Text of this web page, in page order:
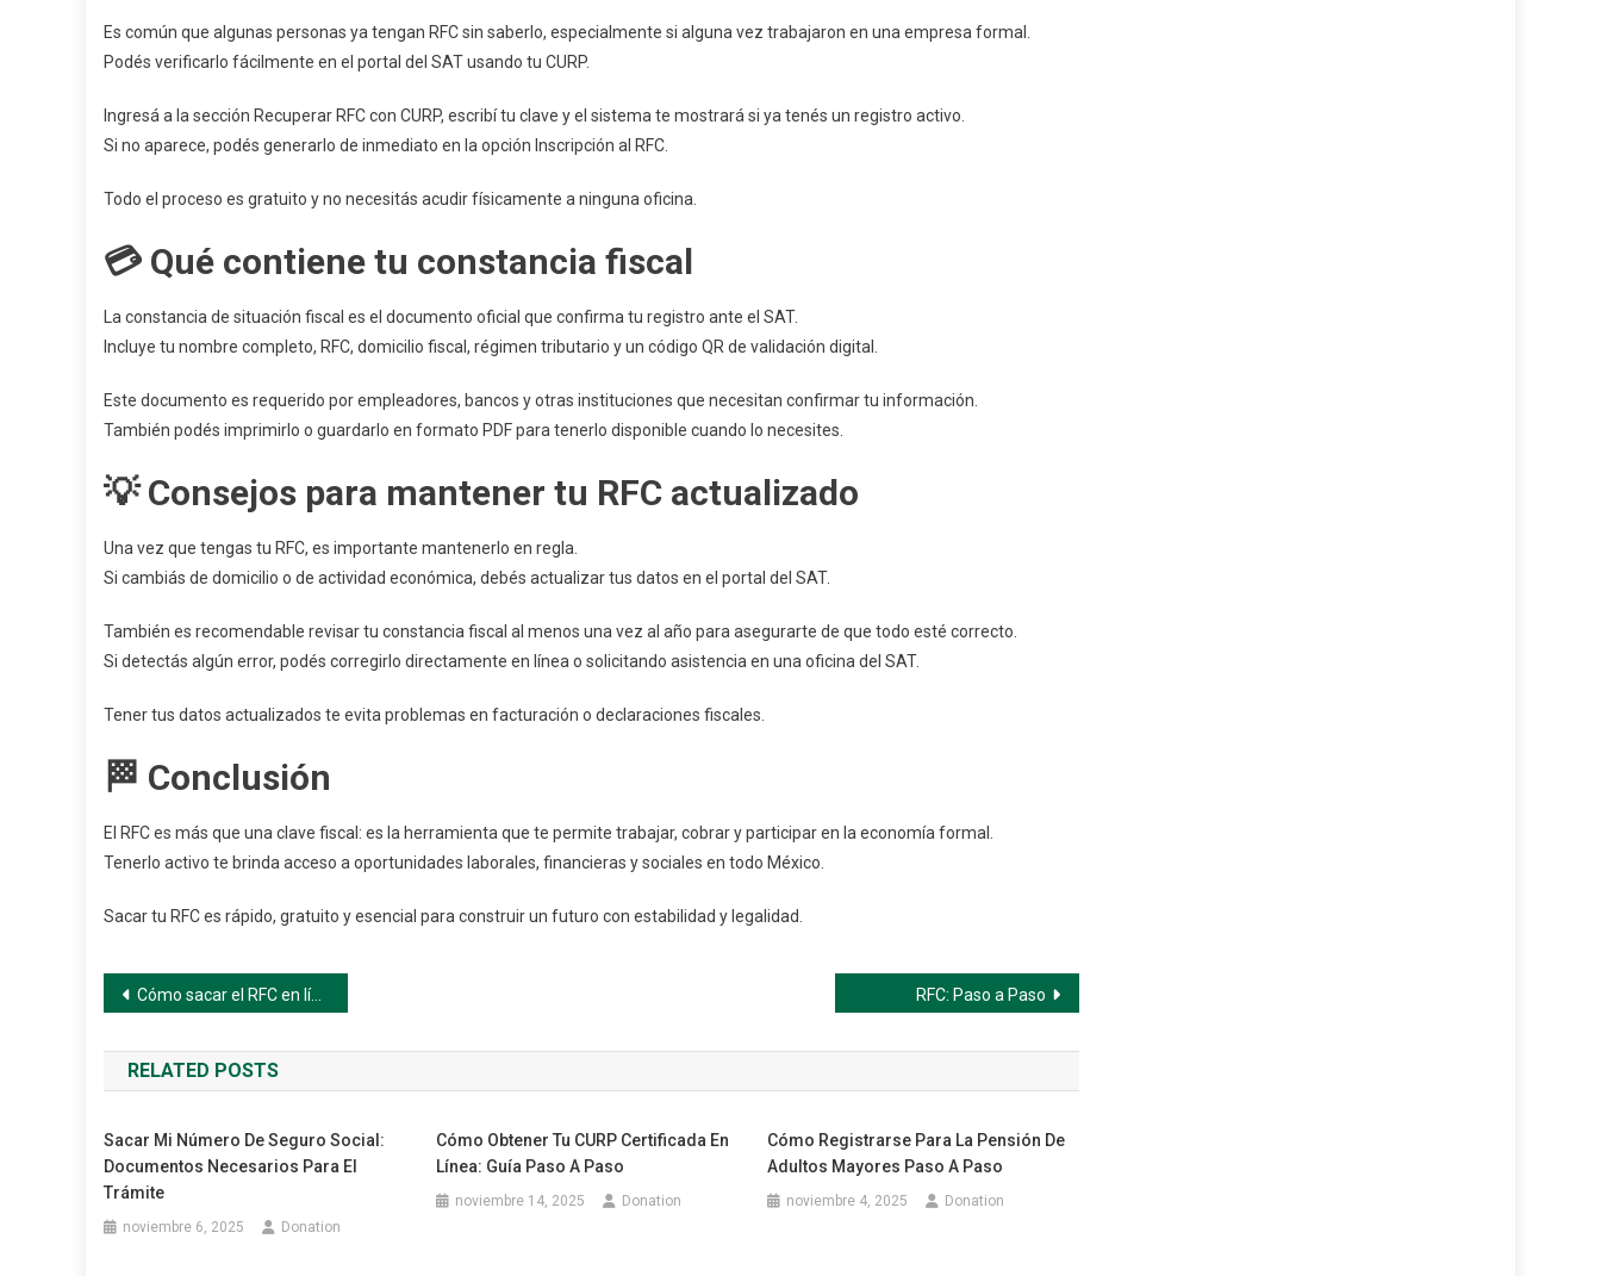
Es común que algunas personas ya tengan RFC sin saberlo, especialmente si alguna vez trabajaron en una empresa formal.
Podés verificarlo fácilmente en el portal del SAT usando tu CURP.
Ingresá a la sección Recuperar RFC con CURP, escribí tu clave y el sistema te mostrará si ya tenés un registro activo.
Si no aparece, podés generarlo de inmediato en la opción Inscripción al RFC.
Todo el proceso es gratuito y no necesitás acudir físicamente a ninguna oficina.
💳 Qué contiene tu constancia fiscal
La constancia de situación fiscal es el documento oficial que confirma tu registro ante el SAT.
Incluye tu nombre completo, RFC, domicilio fiscal, régimen tributario y un código QR de validación digital.
Este documento es requerido por empleadores, bancos y otras instituciones que necesitan confirmar tu información.
También podés imprimirlo o guardarlo en formato PDF para tenerlo disponible cuando lo necesites.
💡 Consejos para mantener tu RFC actualizado
Una vez que tengas tu RFC, es importante mantenerlo en regla.
Si cambiás de domicilio o de actividad económica, debés actualizar tus datos en el portal del SAT.
También es recomendable revisar tu constancia fiscal al menos una vez al año para asegurarte de que todo esté correcto.
Si detectás algún error, podés corregirlo directamente en línea o solicitando asistencia en una oficina del SAT.
Tener tus datos actualizados te evita problemas en facturación o declaraciones fiscales.
🏁 Conclusión
El RFC es más que una clave fiscal: es la herramienta que te permite trabajar, cobrar y participar en la economía formal.
Tenerlo activo te brinda acceso a oportunidades laborales, financieras y sociales en todo México.
Sacar tu RFC es rápido, gratuito y esencial para construir un futuro con estabilidad y legalidad.
Navegación
de
entradas
Cómo sacar el RFC en línea por primera vez paso a paso RFC: Paso a Paso
RELATED POSTS
Sacar Mi Número De Seguro Social:
Documentos Necesarios Para El
Trámite
noviembre 6, 2025 Donation
Cómo Obtener Tu CURP Certificada En
Línea: Guía Paso A Paso
noviembre 14, 2025 Donation
Cómo Registrarse Para La Pensión De
Adultos Mayores Paso A Paso
noviembre 4, 2025 Donation